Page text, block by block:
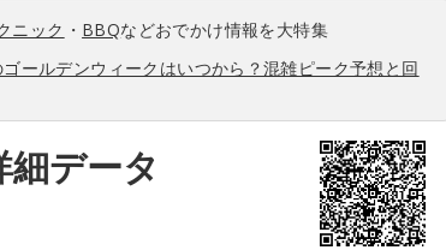
ニック ・ BBQなどおでかけ情報を大特集
ールデンウィークはいつから？混雑ピーク予想と回
データ